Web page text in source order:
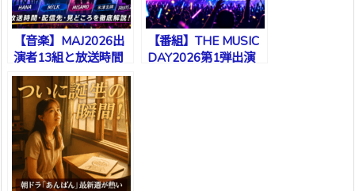
【音楽】MAJ2026出
演者13組と放送時間
【番組】THE MUSIC
DAY2026第1弾出演